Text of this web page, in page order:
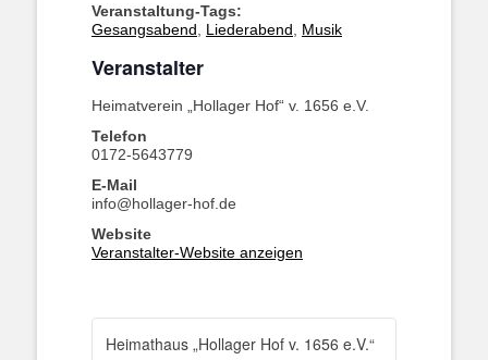
Veranstaltung-Tags:
Gesangsabend
Liederabend Musik
Veranstalter
Heimatverein „Hollager Hof“ v. 1656 e.V.
Telefon
0172-5643779
E-Mail
info@hollager-hof.de
Website
Veranstalter-Website anzeigen
Heimathaus „Hollager Hof v. 1656 e.V.“